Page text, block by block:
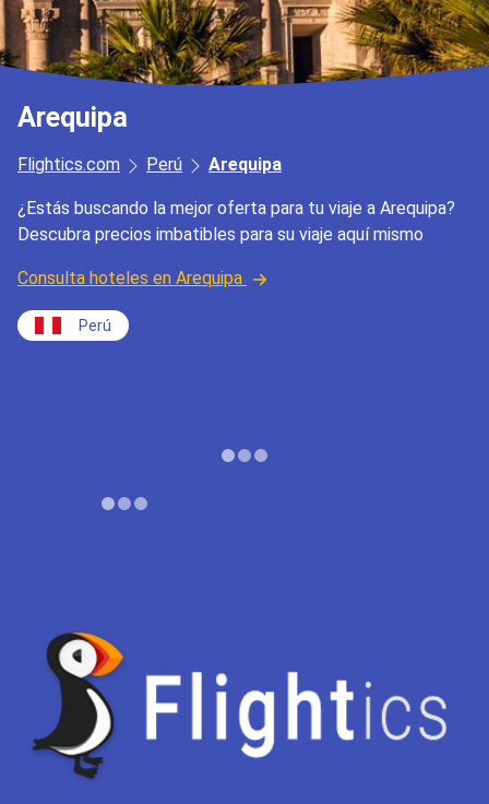
Arequipa
Flightics.com Perú Arequipa
¿Estás buscando la mejor oferta para tu viaje a Arequipa?
Descubra precios imbatibles para su viaje aquí mismo
Consulta hoteles en Arequipa
Perú